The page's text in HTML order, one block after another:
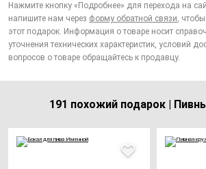
Нажмите кнопку «Подробнее» для перехода на
напишите нам через форму обратной связи,
этот подарок. Информация о товаре носит
уточнения технических характеристик, условий
вопросов о товаре обращайтесь к продавцу.
191 похожий подарок |